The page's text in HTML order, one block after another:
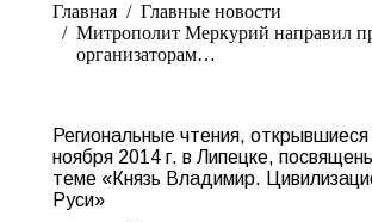
Главная
Главные новости
Митрополит Меркурий направил
организаторам…
Региональные чтения,
ноября 2014 г. в Липецке,
теме «Князь Владимир.
Руси»